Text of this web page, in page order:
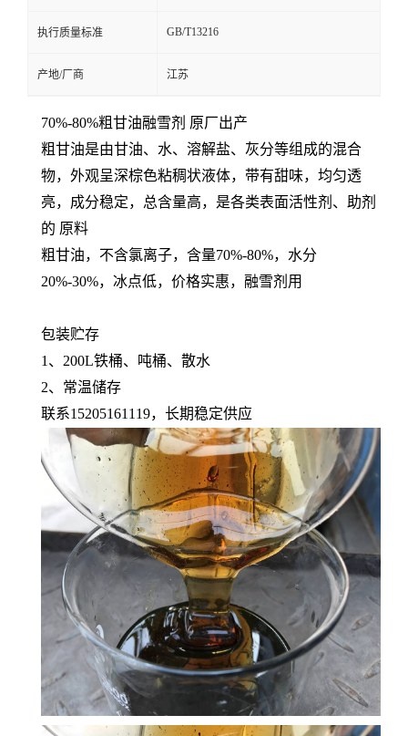
执行质量标准 GB/T13216
产地/厂商 江苏
70%-80%粗甘油融雪剂 原厂出产
粗甘油是由甘油、水、溶解盐、灰分等组成的混合
物，外观呈深棕色粘稠状液体，带有甜味，均匀透
亮，成分稳定，总含量高，是各类表面活性剂、助剂
的 原料
粗甘油，不含氯离子，含量70%-80%，水分
20%-30%，冰点低，价格实惠，融雪剂用
包装贮存
1、200L铁桶、吨桶、散水
2、常温储存
联系15205161119，长期稳定供应